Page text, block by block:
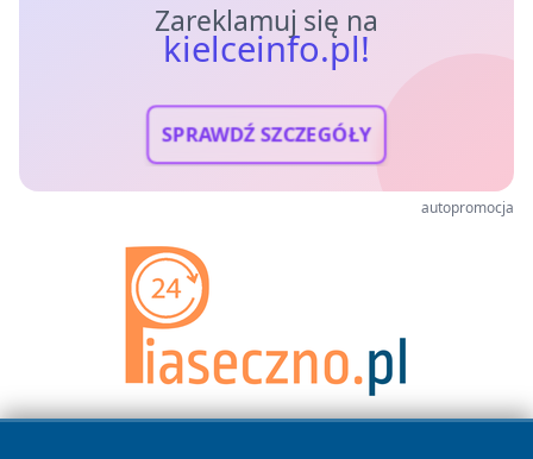
Zareklamuj się na
kielceinfo.pl!
SPRAWDŹ SZCZEGÓŁY
autopromocja